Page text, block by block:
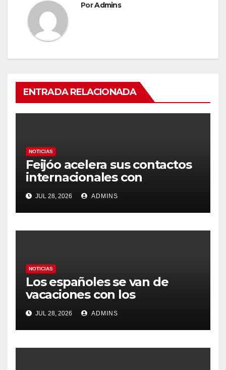
PorAdmins
ENTRADA RELACIONADA
NOTICIAS
Feijóo acelera sus contactos
internacionales con
Latinoamérica como socio
prioritario en su agenda de
gobierno
JUL 28, 2026 ADMINS
NOTICIAS
Los españoles se van de
vacaciones con los
carburantes hasta un 21%
más caros que el año pasado
y los hoteles disparados
JUL 28, 2026 ADMINS